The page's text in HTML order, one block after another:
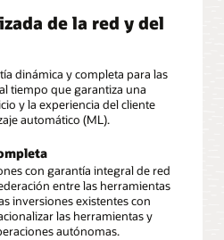
de la red y del
dinámica y completa para las
tiempo que garantiza una
y la experiencia del cliente
automático (ML).
con garantía integral de red
entre las herramientas
inversiones existentes con
las herramientas y
autónomas.